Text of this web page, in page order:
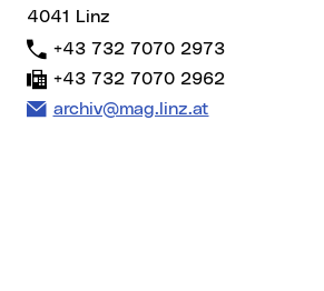
4041 Linz
Telefon:
+43 732 7070 2973
Fax:
+43 732 7070 2962
E-Mail Adresse:
archiv@mag.linz.at